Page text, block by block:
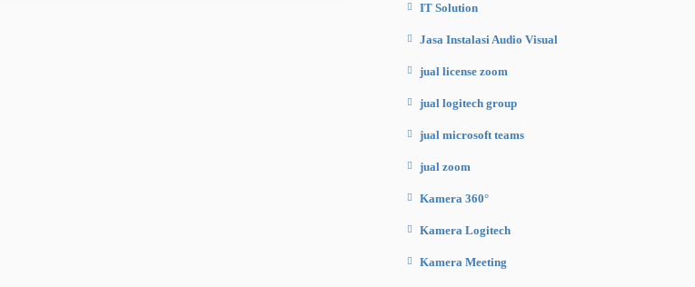
IT Solution
Jasa Instalasi Audio Visual
jual license zoom
jual logitech group
jual microsoft teams
jual zoom
Kamera 360°
Kamera Logitech
Kamera Meeting